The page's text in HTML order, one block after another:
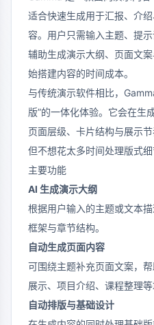
适合快速生成用于汇报、介
容。用户只需输入主题、提
辅助生成演示大纲、页面文
始搭建内容的时间成本。
与传统演示软件相比，
版”的一体化体验。它会在生
页面层级、卡片结构与展示
但不想花太多时间处理版式细
主要功能
AI 生成演示大纲
根据用户输入的主题或文本
框架与章节结构。
自动生成页面内容
可围绕主题补充页面文案，
展示、项目介绍、课程整理等
自动排版与基础设计